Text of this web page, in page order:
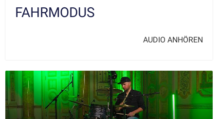
FAHRMODUS
AUDIO ANHÖREN